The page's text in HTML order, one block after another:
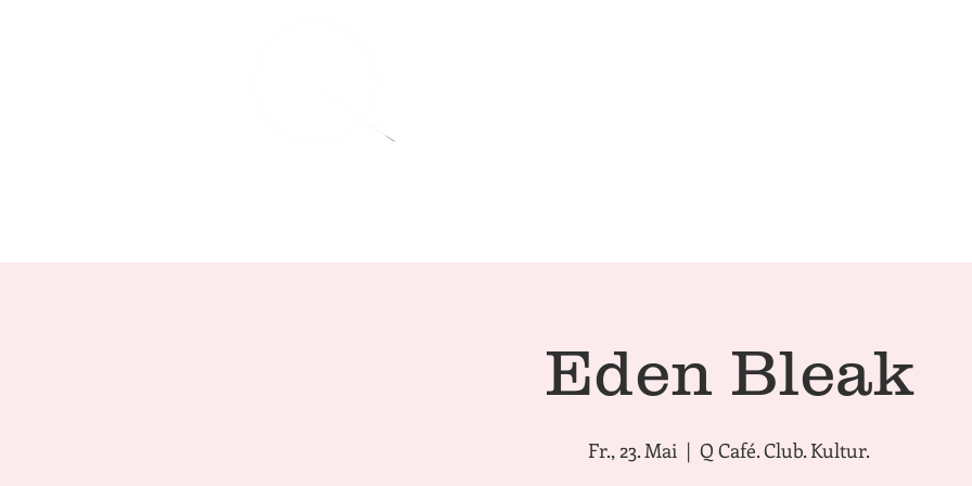
Eden Bleak
Fr., 23. Mai
  |
Q Café. Club. Kultur.